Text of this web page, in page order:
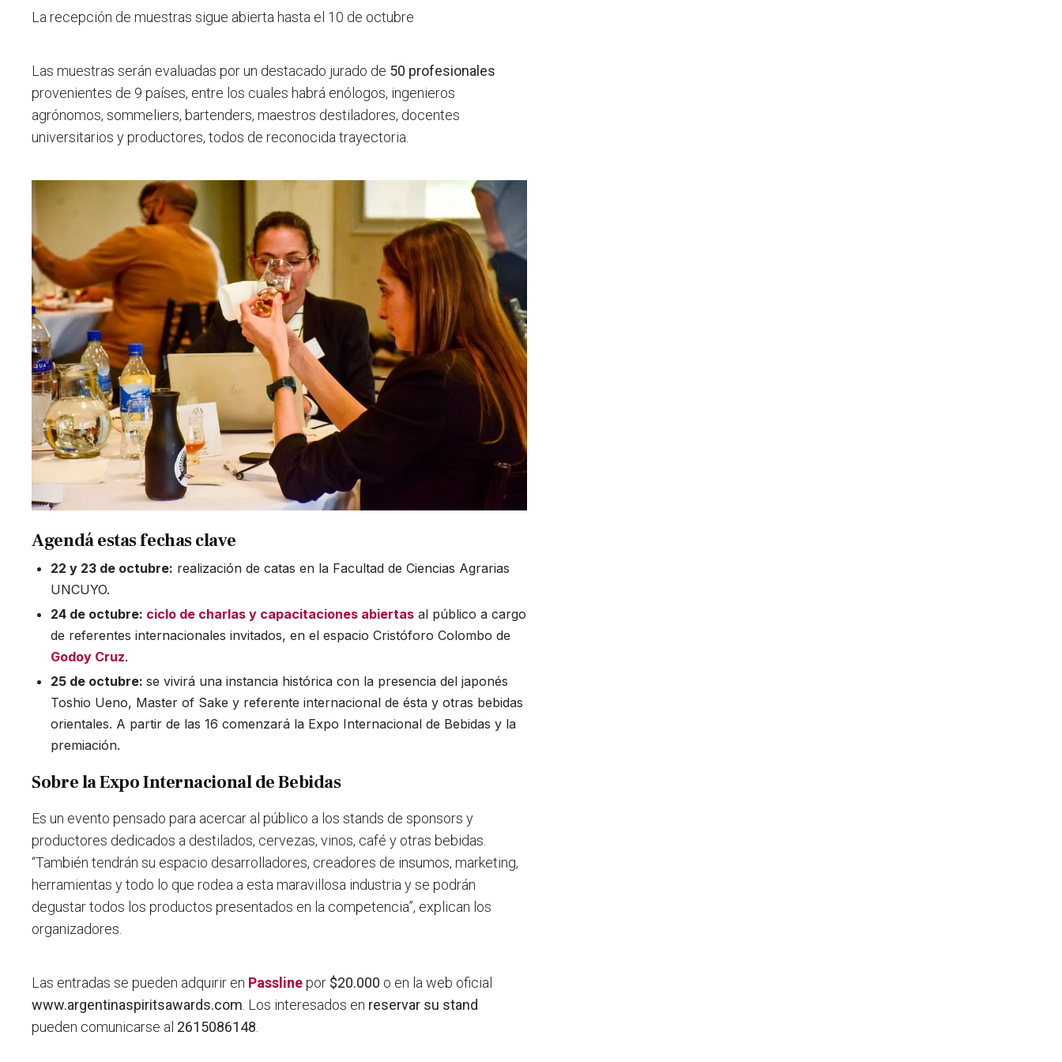
La recepción de muestras sigue abierta hasta el 10 de octubre
Las muestras serán evaluadas por un destacado jurado de 50 profesionales
provenientes de 9 países, entre los cuales habrá enólogos, ingenieros
agrónomos, sommeliers, bartenders, maestros destiladores, docentes
universitarios y productores, todos de reconocida trayectoria.
Agendá estas fechas clave
22 y 23 de octubre: realización de catas en la Facultad de Ciencias Agrarias
UNCUYO.
24 de octubre: ciclo de charlas y capacitaciones abiertas al público a cargo
de referentes internacionales invitados, en el espacio Cristóforo Colombo de
Godoy Cruz.
25 de octubre:se vivirá una instancia histórica con la presencia del japonés
Toshio Ueno, Master of Sake y referente internacional de ésta y otras bebidas
orientales. A partir de las 16 comenzará la Expo Internacional de Bebidas y la
premiación.
Sobre la Expo Internacional de Bebidas
Es un evento pensado para acercar al público a los stands de sponsors y
productores dedicados a destilados, cervezas, vinos, café y otras bebidas.
“También tendrán su espacio desarrolladores, creadores de insumos, marketing,
herramientas y todo lo que rodea a esta maravillosa industria y se podrán
degustar todos los productos presentados en la competencia”, explican los
organizadores.
Las entradas se pueden adquirir en Passlinepor $20.000 o en la web oficial
www.argentinaspiritsawards.com. Los interesados en reservar su stand
pueden comunicarse al 2615086148.